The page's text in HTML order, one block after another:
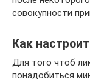
совокупности
Как
Для того чтоб
понадобиться